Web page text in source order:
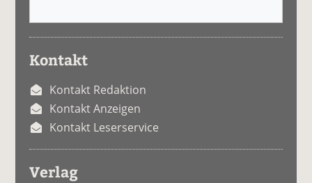
Kontakt
Kontakt Redaktion
Kontakt Anzeigen
Kontakt Leserservice
Verlag